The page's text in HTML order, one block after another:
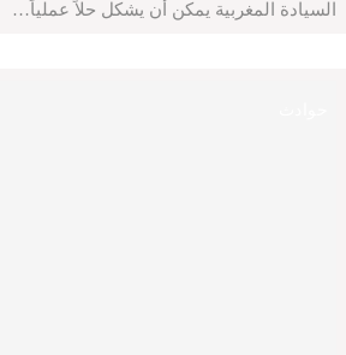
السيادة المغربية يمكن أن يشكل حلاً عملياً…